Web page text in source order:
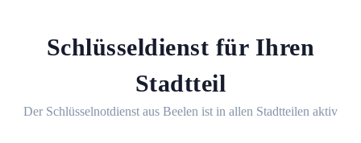
Schlüsseldienst für Ihren
Stadtteil
Der Schlüsselnotdienst aus Beelen ist in allen Stadtteilen aktiv